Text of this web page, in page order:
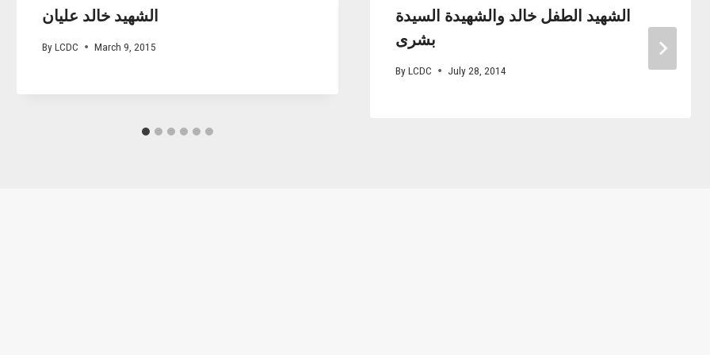
الشهيد خالد عليان
By LCDC March 9, 2015
الشهيد الطفل خالد والشهيدة السيدة
بشرى
By LCDC July 28, 2014